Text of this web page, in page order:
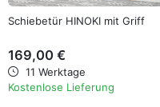
Schiebetür HINOKI mit Griff
169,00 €
11 Werktage
Kostenlose Lieferung